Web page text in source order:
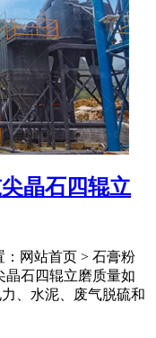
晶石四辊立
网站首页 > 石膏粉
晶石四辊立磨质量如
、水泥、废气脱硫和